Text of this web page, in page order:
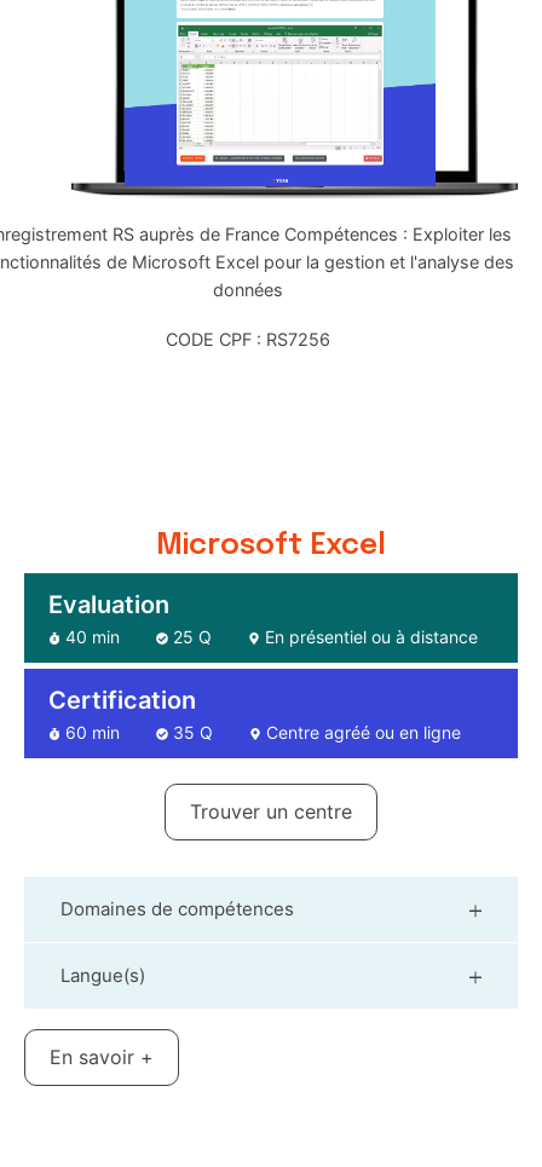
RS auprès de France Compétences : Exploiter les
de Microsoft Excel pour la gestion et l'analyse des
données
CODE CPF : RS7256
Microsoft Excel
Evaluation
40 min 25 Q En présentiel ou à distance
Certification
60 min 35 Q Centre agréé ou en ligne
Trouver un centre
Domaines de compétences
Langue(s)
En savoir +